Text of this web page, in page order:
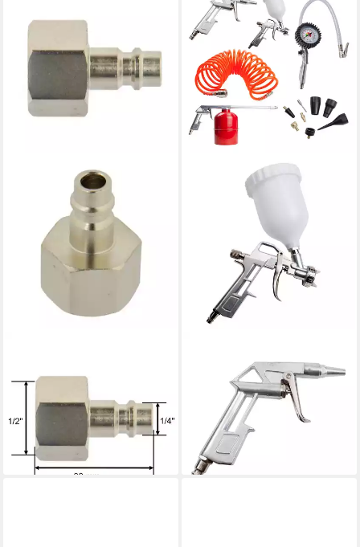
Schnellkupplung Druckluft
männlich Innengewinde 1/2",
1-tlg.
1,99 €
lieferbar - in 3-4 Werktagen bei dir
Druckluftgeräte-Set Druckluft
Werkzeugset 13tlg
36,39 €
lieferbar - in 2-3 Werktagen bei dir